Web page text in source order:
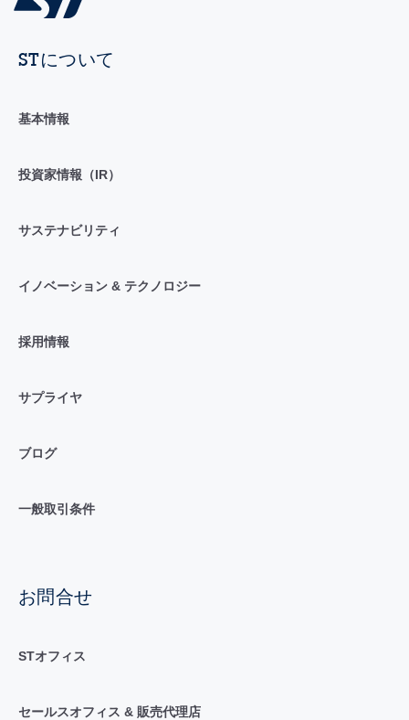
STについて
基本情報
投資家情報（IR）
サステナビリティ
イノベーション & テクノロジー
採用情報
サプライヤ
ブログ
一般取引条件
お問合せ
STオフィス
セールスオフィス & 販売代理店